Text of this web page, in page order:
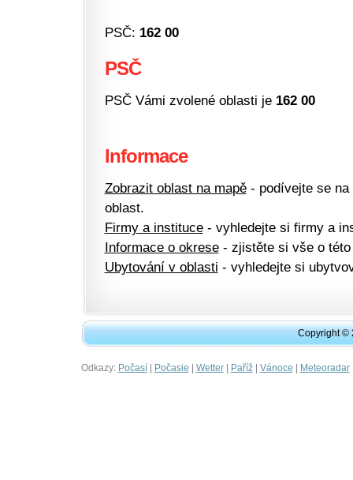
PSČ: 162 00
PSČ
PSČ Vámi zvolené oblasti je 162 00
Informace
Zobrazit oblast na mapě- podívejte se na
oblast.
Firmy a instituce- vyhledejte si firmy a
Informace o okrese- zjistěte si vše o této
Ubytování v oblasti - vyhledejte si
Copyright ©
Odkazy: Počasí| Počasie | Wetter| Paříž| Vánoce | Meteoradar